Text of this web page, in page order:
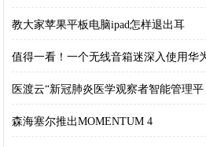
教大家苹果平板电脑ipad怎样退出耳
值得一看！一个无线音箱迷深入使用华
医渡云“新冠肺炎医学观察者智能管理平
森海塞尔推出MOMENTUM 4